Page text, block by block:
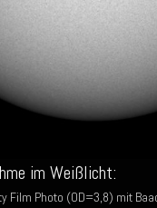
im Weißlicht:
Film Photo (OD=3,8) mit